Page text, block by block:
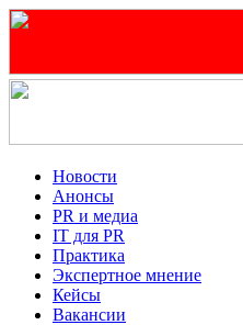
Новости
Анонсы
PR и медиа
IT для PR
Практика
Экспертное мнение
Кейсы
Вакансии